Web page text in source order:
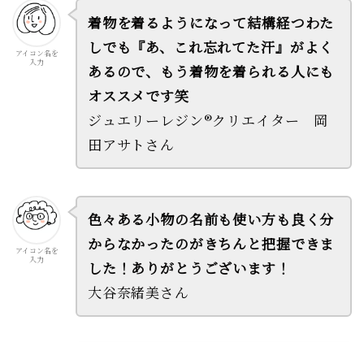
アイコン名を
入力
着物を着るようになって結構経つわた
しでも『あ、これ忘れてた汗』がよく
あるので、もう着物を着られる人にも
オススメです笑
ジュエリーレジン®クリエイター 岡
田アサトさん
アイコン名を
入力
色々ある小物の名前も使い方も良く分
からなかったのがきちんと把握できま
した！ありがとうございます！
大谷奈緒美さん